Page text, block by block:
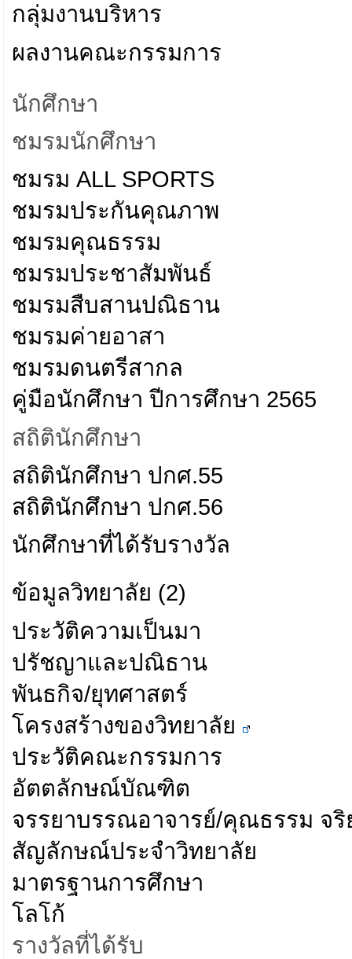
กลุ่มงานบริหาร
ผลงานคณะกรรมการ
นักศึกษา
ชมรมนักศึกษา
ชมรม ALL SPORTS
ชมรมประกันคุณภาพ
ชมรมคุณธรรม
ชมรมประชาสัมพันธ์
ชมรมสืบสานปณิธาน
ชมรมค่ายอาสา
ชมรมดนตรีสากล
คู่มือนักศึกษา ปีการศึกษา 2565
สถิตินักศึกษา
สถิตินักศึกษา ปกศ.55
สถิตินักศึกษา ปกศ.56
นักศึกษาที่ได้รับรางวัล
ข้อมูลวิทยาลัย (2)
ประวัติความเป็นมา
ปรัชญาและปณิธาน
พันธกิจ/ยุทศาสตร์
โครงสร้างของวิทยาลัย
ประวัติคณะกรรมการ
อัตตลักษณ์บัณฑิต
จรรยาบรรณอาจารย์/คุณธรรม จ
สัญลักษณ์ประจำวิทยาลัย
มาตรฐานการศึกษา
โลโก้
รางวัลที่ได้รับ